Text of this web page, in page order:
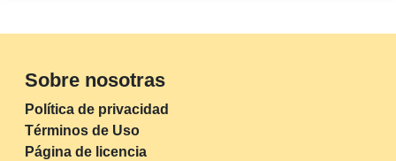
Sobre nosotras
Política de privacidad
Términos de Uso
Página de licencia